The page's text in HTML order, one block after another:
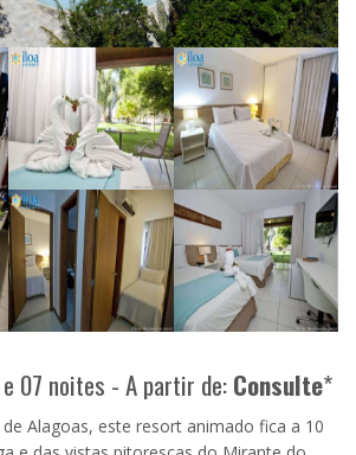
07 noites - A partir de:Consulte*
Alagoas, este resort animado fica a 10